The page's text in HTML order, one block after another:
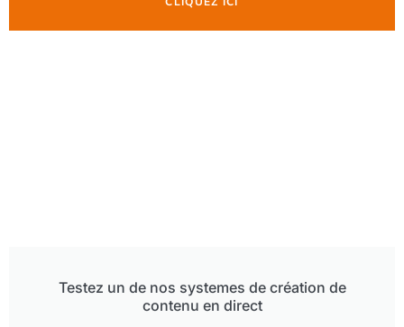
Testez un de nos systemes de création de
contenu en direct